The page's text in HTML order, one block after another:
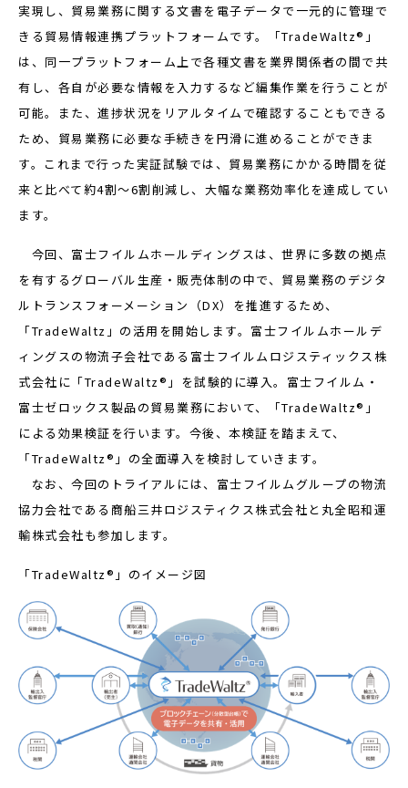
実現し、貿易業務に関する文書を電子データで一元的に管理で
きる貿易情報連携プラットフォームです。「TradeWaltz®」
は、同一プラットフォーム上で各種文書を業界関係者の間で共
有し、各自が必要な情報を入力するなど編集作業を行うことが
可能。また、進捗状況をリアルタイムで確認することもできる
ため、貿易業務に必要な手続きを円滑に進めることができま
す。これまで行った実証試験では、貿易業務にかかる時間を従
来と比べて約4割～6割削減し、大幅な業務効率化を達成してい
ます。
今回、富士フイルムホールディングスは、世界に多数の拠点
を有するグローバル生産・販売体制の中で、貿易業務のデジタ
ルトランスフォーメーション（DX）を推進するため、
「TradeWaltz」の活用を開始します。富士フイルムホールデ
ィングスの物流子会社である富士フイルムロジスティックス株
式会社に「TradeWaltz®」を試験的に導入。富士フイルム・
富士ゼロックス製品の貿易業務において、「TradeWaltz®」
による効果検証を行います。今後、本検証を踏まえて、
「TradeWaltz®」の全面導入を検討していきます。
なお、今回のトライアルには、富士フイルムグループの物流
協力会社である商船三井ロジスティクス株式会社と丸全昭和運
輸株式会社も参加します。
「TradeWaltz®」のイメージ図